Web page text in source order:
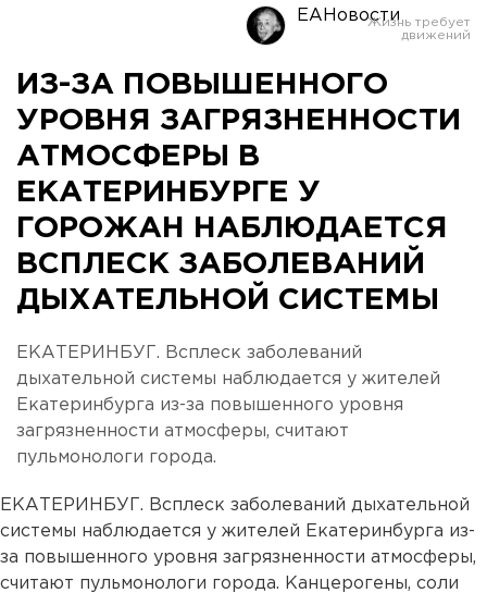
ЕАНовости
ИЗ-ЗА ПОВЫШЕННОГО
УРОВНЯ ЗАГРЯЗНЕННОСТИ
АТМОСФЕРЫ В
ЕКАТЕРИНБУРГЕ У
ГОРОЖАН НАБЛЮДАЕТСЯ
ВСПЛЕСК ЗАБОЛЕВАНИЙ
ДЫХАТЕЛЬНОЙ СИСТЕМЫ
ЕКАТЕРИНБУГ. Всплеск заболеваний
дыхательной системы наблюдается у жителей
Екатеринбурга из-за повышенного уровня
загрязненности атмосферы, считают
пульмонологи города.
ЕКАТЕРИНБУГ. Всплеск заболеваний дыхательной
системы наблюдается у жителей Екатеринбурга из-
за повышенного уровня загрязненности атмосферы,
считают пульмонологи города. Канцерогены, соли